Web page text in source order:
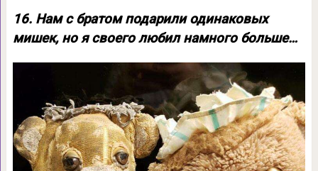
16. Нам с братом подарили одинаковых
мишек, но я своего любил намного больше…